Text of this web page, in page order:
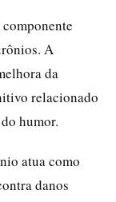
A
da
relacionado
humor.
atua como
danos